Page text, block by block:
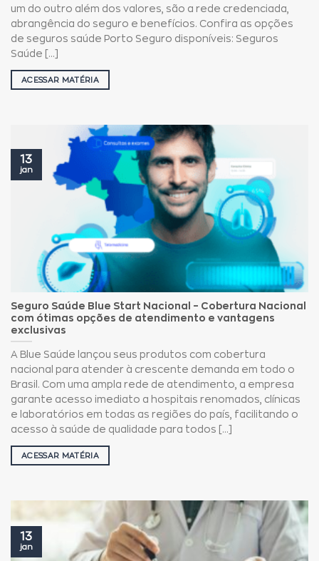
um do outro além dos valores, são a rede credenciada,
abrangência do seguro e benefícios. Confira as opções
de seguros saúde Porto Seguro disponíveis: Seguros
Saúde [...]
ACESSAR MATÉRIA
Seguro Saúde Blue Start Nacional – Cobertura Nacional
com ótimas opções de atendimento e vantagens
exclusivas
A Blue Saúde lançou seus produtos com cobertura
nacional para atender à crescente demanda em todo o
Brasil. Com uma ampla rede de atendimento, a empresa
garante acesso imediato a hospitais renomados, clínicas
e laboratórios em todas as regiões do país, facilitando o
acesso à saúde de qualidade para todos [...]
ACESSAR MATÉRIA
13
jan
13
jan